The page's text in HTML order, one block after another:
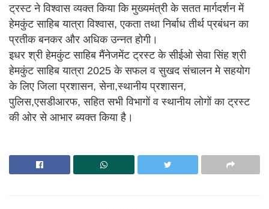
ट्रस्ट ने विश्वास व्यक्त किया कि मुख्यमंत्री के सतत मार्गदर्शन में
हेमकुंट साहिब यात्रा विश्वास, एकता तथा निर्बाध तीर्थ प्रबंधन का
प्रतीक बनकर और अधिक उन्नत होगी।
इधर श्री हेमकुंट साहिब मैंनेजमेंट ट्रस्ट के सीईओ सेवा सिंह श्री
हेमकुंट साहिब यात्रा 2025 के सफल व सुखद संचालन मे सहयोग
के लिए जिला प्रशासन, सेना,स्थानीय प्रशासन,
पुलिस,एसडीआरफ, सहित सभी विभागों व स्थानीय लोगों का ट्रस्ट
की ओर से आभार ब्यक्त किया है।